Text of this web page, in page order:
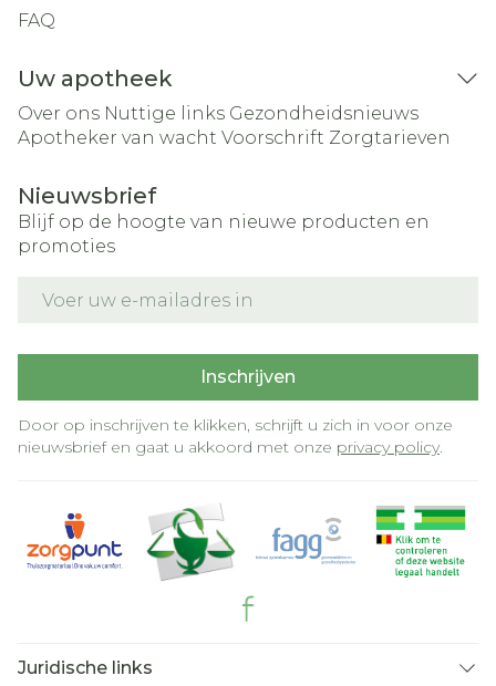
FAQ
Uw apotheek
Over ons Nuttige links Gezondheidsnieuws
Apotheker van wacht Voorschrift Zorgtarieven
Nieuwsbrief
Blijf op de hoogte van nieuwe producten en
promoties
Inschrijven
Door op inschrijven te klikken, schrijft u zich in voor onze
nieuwsbrief en gaat u akkoord met onze privacy policy.
Juridische links